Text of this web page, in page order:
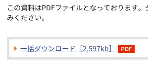
この資料はPDFファイルとなっております
みください。
一括ダウンロード［2,597kb］